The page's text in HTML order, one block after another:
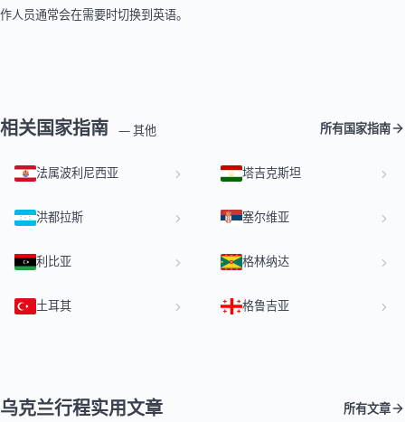
作人员通常会在需要时切换到英语。
相关国家指南 — 其他 所有国家指南
法属波利尼西亚 塔吉克斯坦
洪都拉斯 塞尔维亚
利比亚 格林纳达
土耳其 格鲁吉亚
乌克兰行程实用文章 所有文章